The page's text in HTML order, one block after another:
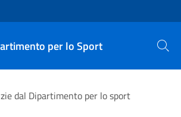
sito
per lo Sport Cerca
dal Dipartimento per lo sport